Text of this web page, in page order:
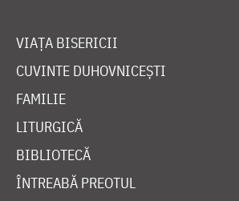
VIAȚA BISERICII
CUVINTE DUHOVNICEȘTI
FAMILIE
LITURGICĂ
BIBLIOTECĂ
ÎNTREABĂ PREOTUL